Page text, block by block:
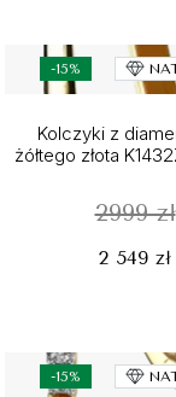
-15%
Kolczyki z
żółtego złota
2999 zł
2 549 zł
-15%